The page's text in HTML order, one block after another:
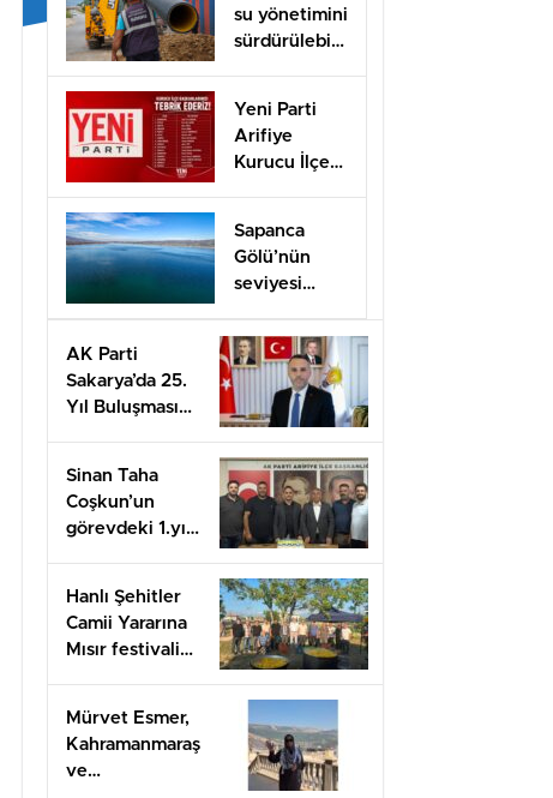
su yönetimini
sürdürülebilir
çalışıyoruz”
Yeni Parti
Arifiye
Kurucu İlçe
Sapanca
Gölü’nün
seviyesi
santimetre
üzerinde
AK Parti
Sakarya’da 25.
Yıl Buluşması
Sinan Taha
Coşkun’un
görevdeki 1.yılı
Hanlı Şehitler
Camii Yararına
Mısır festivali
Mürvet Esmer,
Kahramanmaraş
ve